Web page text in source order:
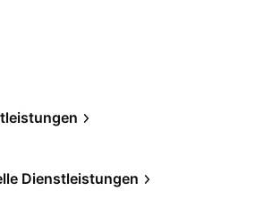
Dienstleistungen